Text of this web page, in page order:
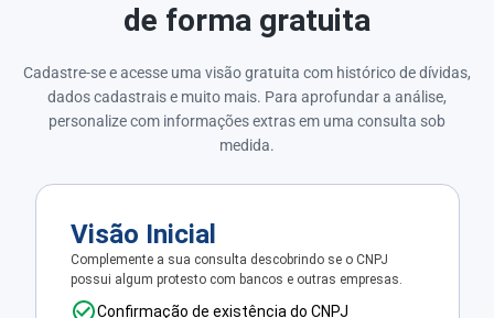
de forma gratuita
Cadastre-se e acesse uma visão gratuita com histórico de dívidas,
dados cadastrais e muito mais. Para aprofundar a análise,
personalize com informações extras em uma consulta sob
medida.
Visão Inicial
Complemente a sua consulta descobrindo se o CNPJ
possui algum protesto com bancos e outras empresas.
Confirmação de existência do CNPJ